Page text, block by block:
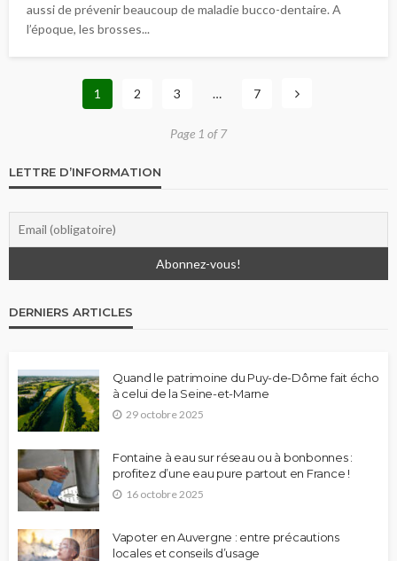
aussi de prévenir beaucoup de maladie bucco-dentaire. A
l’époque, les brosses...
1 2 3 … 7
Page 1 of 7
LETTRE D’INFORMATION
DERNIERS ARTICLES
Quand le patrimoine du Puy-de-Dôme fait écho
à celui de la Seine-et-Marne
29 octobre 2025
Fontaine à eau sur réseau ou à bonbonnes :
profitez d’une eau pure partout en France !
16 octobre 2025
Vapoter en Auvergne : entre précautions
locales et conseils d’usage